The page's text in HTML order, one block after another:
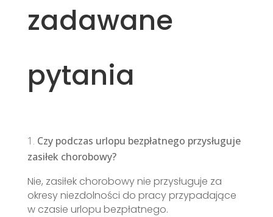
zadawane
pytania
Czy podczas urlopu bezpłatnego przysługuje
zasiłek chorobowy?
Nie, zasiłek chorobowy nie przysługuje za
okresy niezdolności do pracy przypadające
w czasie urlopu bezpłatnego.